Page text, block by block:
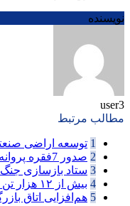
نویسنده
user3
مطالب مرتبط
1 توسعه اراضی صنعتی هرمزگان؛ ۶.۷
2 صدور 7فقره پروانه بهره برداری معدن در استان هرمزگان /استخراج بیش ...
3 ستاد بازسازی
4 بیش از ۱۲ هزار تن گوشت سفید در واحدهای پرورش طیور استان هرمزگان ...
5 هم‌افزایی اتاق